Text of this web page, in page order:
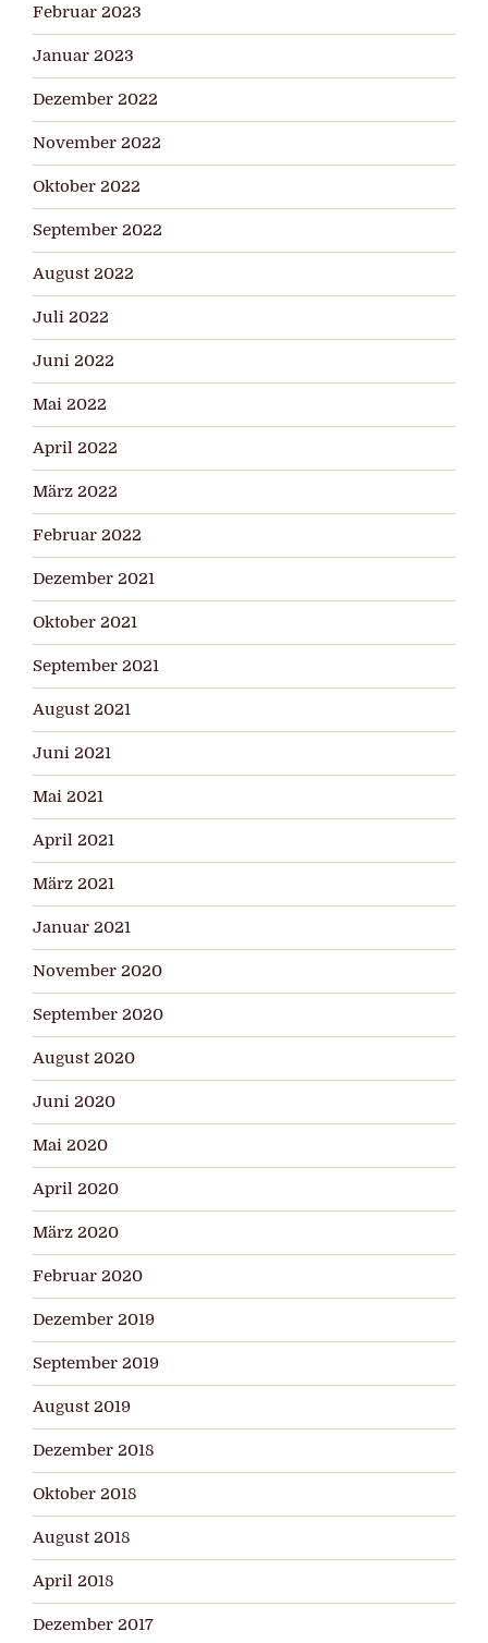
Februar 2023
Januar 2023
Dezember 2022
November 2022
Oktober 2022
September 2022
August 2022
Juli 2022
Juni 2022
Mai 2022
April 2022
März 2022
Februar 2022
Dezember 2021
Oktober 2021
September 2021
August 2021
Juni 2021
Mai 2021
April 2021
März 2021
Januar 2021
November 2020
September 2020
August 2020
Juni 2020
Mai 2020
April 2020
März 2020
Februar 2020
Dezember 2019
September 2019
August 2019
Dezember 2018
Oktober 2018
August 2018
April 2018
Dezember 2017